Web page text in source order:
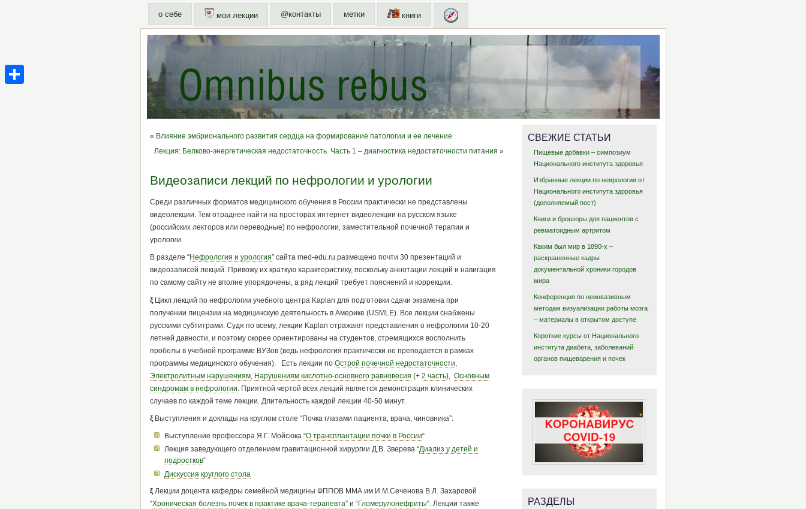
о себе мои лекции @контакты метки книги
« Влияние эмбрионального развития сердца на формирование патологии и ее лечение
Лекция: Белково-энергетическая недостаточность. Часть 1 – диагностика недостаточности питания »
Видеозаписи лекций по нефрологии и урологии
Среди различных форматов медицинского обучения в России практически не представлены
видеолекции. Тем отраднее найти на просторах интернет видеолекции на русском языке
(российских лекторов или переводные) по нефрологии, заместительной почечной терапии и
урологии.
В разделе “Нефрология и урология” сайта med-edu.ru размещено почти 30 презентаций и
видеозаписей лекций. Привожу их краткую характеристику, поскольку аннотации лекций и навигация
по самому сайту не вполне упорядочены, а ряд лекций требует пояснений и коррекции.
ξЦикл лекций по нефрологии учебного центра Kaplan для подготовки сдачи экзамена при
получении лицензии на медицинскую деятельность в Америке (USMLE). Все лекции снабжены
русскими субтитрами. Судя по всему, лекции Kaplan отражают представления о нефрологии 10-20
летней давности, и поэтому скорее ориентированы на студентов, стремящихся восполнить
пробелы в учебной программе ВУЗов (ведь нефрология практически не преподается в рамках
программы медицинского обучения). Есть лекции по Острой почечной недостаточности
Электролитным нарушениям, Нарушениям кислотно-основного равновесия (+ 2 часть), Основным
синдромам в нефрологии . Приятной чертой всех лекций является демонстрация клинических
случаев по каждой теме лекции. Длительность каждой лекции 40-50 минут.
ξ Выступления и доклады на круглом столе “Почка глазами пациента, врача, чиновника”:
Выступление профессора Я.Г. Мойсюка “О трансплантации почки в России“
Лекция заведующего отделением гравитационной хирургии Д.В. Зверева “Диализ у детей и
подростков“
Дискуссия круглого стола
ξЛекции доцента кафедры семейной медицины ФППОВ ММА им.И.М.Сеченова В.Л. Захаровой
“Хроническая болезнь почек в практике врача-терапевта” и “Гломерулонефриты“. Лекции также
СВЕЖИЕ СТАТЬИ
Пищевые добавки – симпозиум
Национального института здоровья
Избранные лекции по неврологии от
Национального института здоровья
(дополняемый пост)
Книги и брошюры для пациентов с
ревматоидным артритом
Каким был мир в 1890-х –
раскрашенные кадры
документальной хроники городов
мира
Конференция по неинвазивным
методам визуализации работы мозга
– материалы в открытом доступе
Короткие курсы от Национального
института диабета, заболеваний
органов пищеварения и почек
РАЗДЕЛЫ